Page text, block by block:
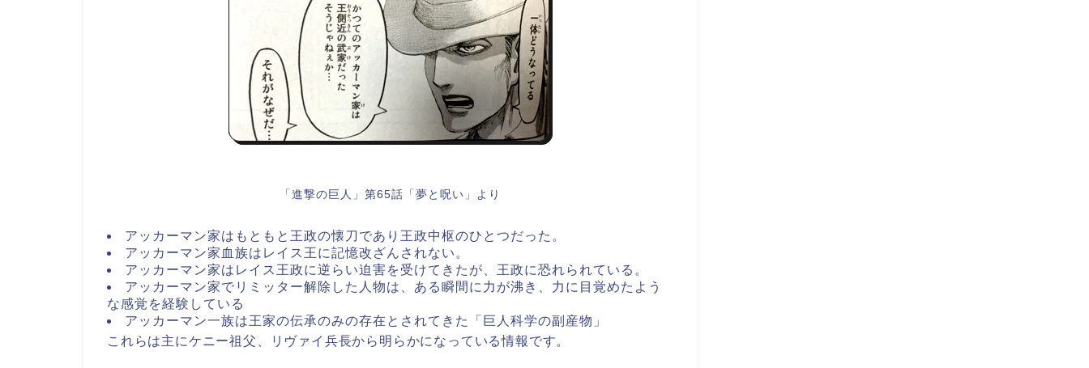
「進撃の巨人」第65話「夢と呪い」より
アッカーマン家はもともと王政の懐刀であり王政中枢のひとつだった。
アッカーマン家血族はレイス王に記憶改ざんされない。
アッカーマン家はレイス王政に逆らい迫害を受けてきたが、王政に恐れられている。
アッカーマン家でリミッター解除した人物は、ある瞬間に力が沸き、力に目覚めたよう
な感覚を経験している
アッカーマン一族は王家の伝承のみの存在とされてきた「巨人科学の副産物」
これらは主にケニー祖父、リヴァイ兵長から明らかになっている情報です。